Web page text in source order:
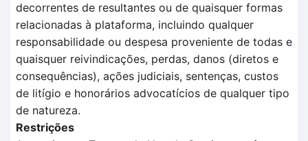
decorrentes de resultantes ou de quaisquer formas
relacionadas à plataforma, incluindo qualquer
responsabilidade ou despesa proveniente de todas e
quaisquer reivindicações, perdas, danos (diretos e
consequências), ações judiciais, sentenças, custos
de litígio e honorários advocatícios de qualquer tipo
de natureza.
Restrições